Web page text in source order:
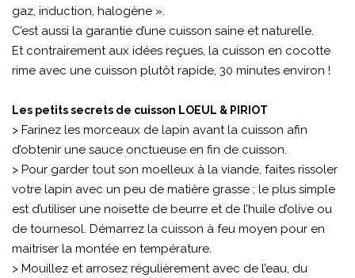
gaz, induction, halogène ».
C’est aussi la garantie d’une cuisson saine et naturelle.
Et contrairement aux idées reçues, la cuisson en cocotte
rime avec une cuisson plutôt rapide, 30 minutes environ !
Les petits secrets de cuisson LOEUL & PIRIOT
> Farinez les morceaux de lapin avant la cuisson afin
d’obtenir une sauce onctueuse en fin de cuisson.
> Pour garder tout son moelleux à la viande, faites rissoler
votre lapin avec un peu de matière grasse ; le plus simple
est d’utiliser une noisette de beurre et de l’huile d’olive ou
de tournesol. Démarrez la cuisson à feu moyen pour en
maitriser la montée en température.
> Mouillez et arrosez régulièrement avec de l’eau, du